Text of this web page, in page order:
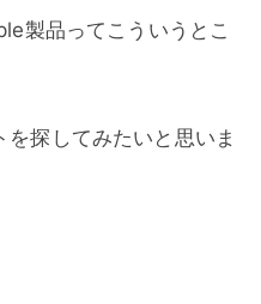
製品ってこういうとこ
探してみたいと思いま